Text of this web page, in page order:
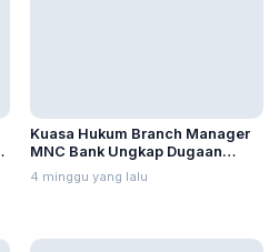
Kuasa Hukum Branch Manager
MNC Bank Ungkap Dugaan
Penganiayaan oleh Hary Tanoe
4 minggu yang lalu